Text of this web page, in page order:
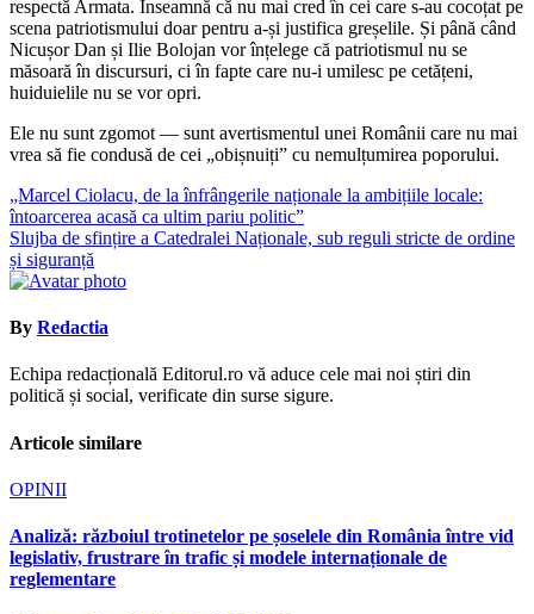
respectă Armata. Înseamnă că nu mai cred în cei care s-au cocoțat pe
scena patriotismului doar pentru a-și justifica greșelile. Și până când
Nicușor Dan și Ilie Bolojan vor înțelege că patriotismul nu se
măsoară în discursuri, ci în fapte care nu-i umilesc pe cetățeni,
huiduielile nu se vor opri.
Ele nu sunt zgomot — sunt avertismentul unei Românii care nu mai
vrea să fie condusă de cei „obișnuiți” cu nemulțumirea poporului.
Navigare
în
articole
„Marcel Ciolacu, de la înfrângerile naționale la ambițiile locale:
întoarcerea acasă ca ultim pariu politic”
Slujba de sfințire a Catedralei Naționale, sub reguli stricte de ordine
și siguranță
By Redactia
Echipa redacțională Editorul.ro vă aduce cele mai noi știri din
politică și social, verificate din surse sigure.
Articole similare
OPINII
Analiză: războiul trotinetelor pe șoselele din România între vid
legislativ, frustrare în trafic și modele internaționale de
reglementare